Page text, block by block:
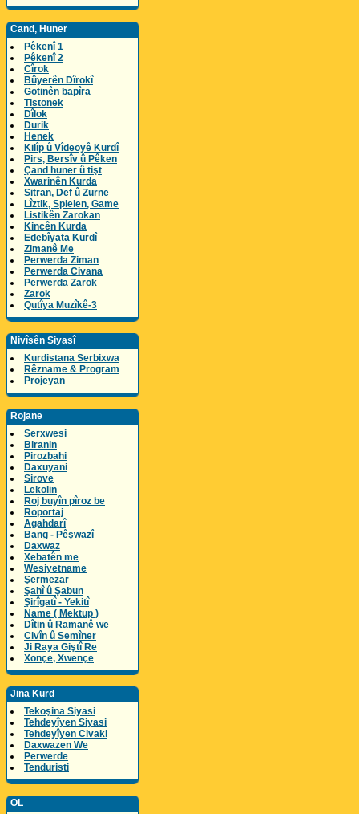
Cand, Huner
Pêkenî 1
Pêkenî 2
Cîrok
Bûyerên Dîrokî
Gotinên bapîra
Tistonek
Dîlok
Durik
Henek
Kilîp û Vîdeoyê Kurdî
Pirs, Bersîv û Pêken
Çand huner û tişt
Xwarinên Kurda
Sitran, Def û Zurne
Lîztik, Spielen, Game
Listikên Zarokan
Kincên Kurda
Edebîyata Kurdî
Zimanê Me
Perwerda Ziman
Perwerda Civana
Perwerda Zarok
Zarok
Qutîya Muzîkê-3
Nivîsên Siyasî
Kurdistana Serbixwa
Rêzname & Program
Projeyan
Rojane
Serxwesi
Biranin
Pirozbahi
Daxuyani
Sirove
Lekolin
Roj buyîn pîroz be
Roportaj
Agahdarî
Bang - Pêşwazî
Daxwaz
Xebatên me
Wesiyetname
Şermezar
Şahî û Şabun
Şirîgatî - Yekitî
Name ( Mektup )
Dîtin û Ramanê we
Civîn û Semîner
Ji Raya Giştî Re
Xonçe, Xwençe
Jina Kurd
Tekoşina Siyasi
Tehdeyîyen Siyasi
Tehdeyîyen Civaki
Daxwazen We
Perwerde
Tenduristi
OL